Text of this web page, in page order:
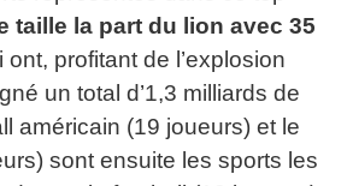
taille la part du lion avec 35
ont, profitant de l’explosion
un total d’1,3 milliards de
américain (19 joueurs) et le
sont ensuite les sports les